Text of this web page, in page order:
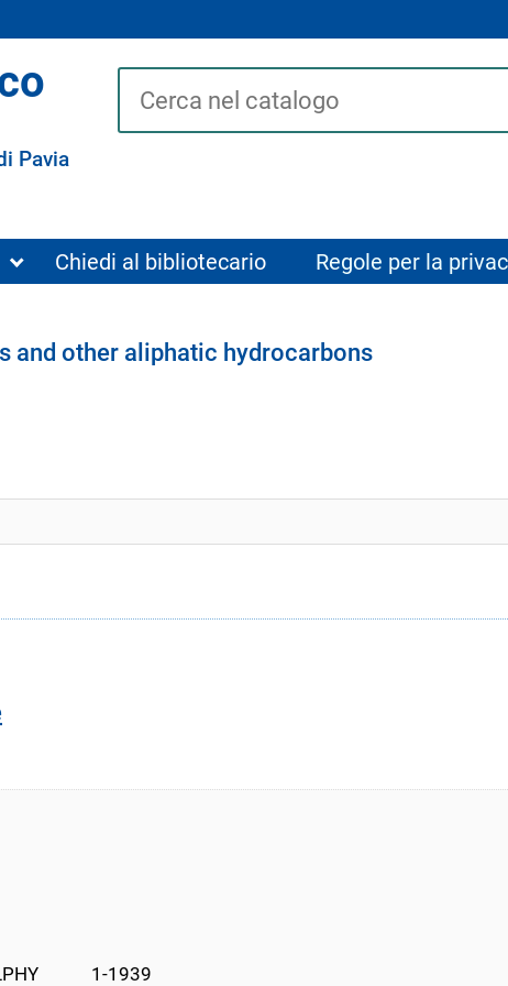
Pavia
Cerca su "Catalogo"
Chiedi al bibliotecario Regole per la
and other aliphatic hydrocarbons
1-1939